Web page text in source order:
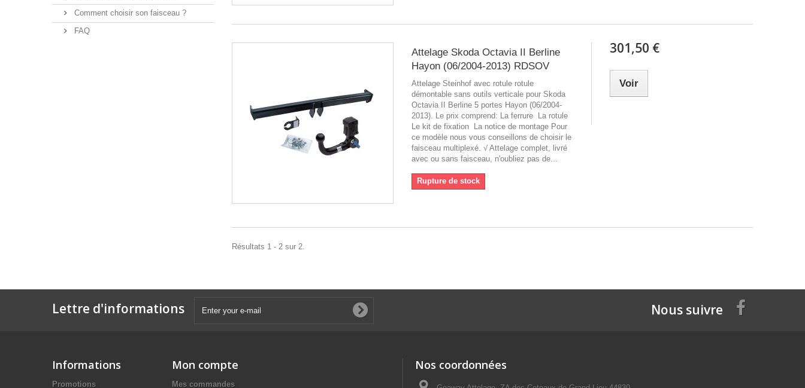
Comment choisir son faisceau ?
FAQ
Attelage Skoda Octavia II Berline
Hayon (06/2004-2013) RDSOV
Attelage Steinhof avec rotule rotule
démontable sans outils verticale pour Skoda
Octavia II Berline 5 portes Hayon (06/2004-
2013). Le prix comprend: La ferrure La rotule
Le kit de fixation La notice de montage Pour
ce modèle nous vous conseillons de choisir le
faisceau multiplexé. √ Attelage complet, livré
avec ou sans faisceau, n'oubliez pas de...
Rupture de stock
301,50 €
Voir
Résultats 1 - 2 sur 2.
Lettre d'informations Nous suivre
Informations
Promotions
Mon compte
Mes commandes
Nos coordonnées